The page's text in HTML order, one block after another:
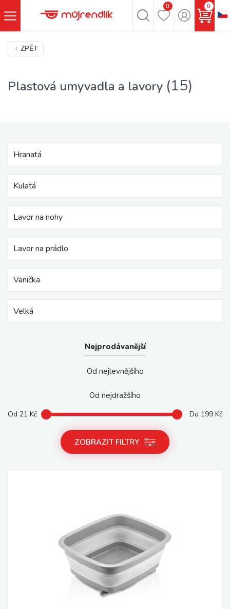
0 0
ZPĚT
Plastová umyvadla a lavory (15)
Hranatá
Kulatá
Lavor na nohy
Lavor na prádlo
Vanička
Velká
Nejprodávanější
Od nejlevnějšího
Od nejdražšího
Od 21 Kč Do 199 Kč
ZOBRAZIT FILTRY